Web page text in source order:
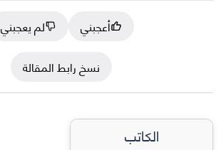
أعجبني
لم يعجبني
نسخ رابط المقالة
الكاتب